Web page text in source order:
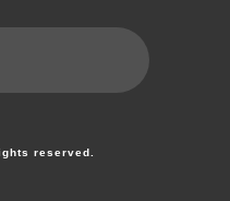
reserved.